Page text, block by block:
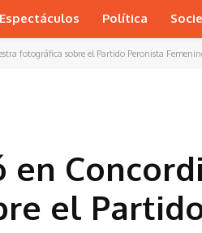
Espectáculos Política
fotográfica sobre el Partido Peronista
en
el